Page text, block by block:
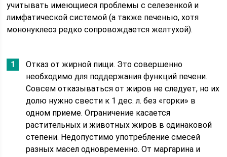
учитывать имеющиеся проблемы с селезенкой и
лимфатической системой (а также печенью, хотя
мононуклеоз редко сопровождается желтухой).
Отказ от жирной пищи. Это совершенно
необходимо для поддержания функций печени.
Совсем отказываться от жиров не следует, но их
долю нужно свести к 1 дес. л. без «горки» в
одном приеме. Ограничение касается
растительных и животных жиров в одинаковой
степени. Недопустимо употребление смесей
разных масел одновременно. От маргарина и